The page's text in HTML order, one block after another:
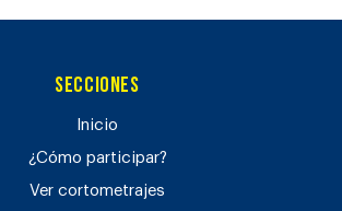
Secciones
Inicio
¿Cómo participar?
Ver cortometrajes